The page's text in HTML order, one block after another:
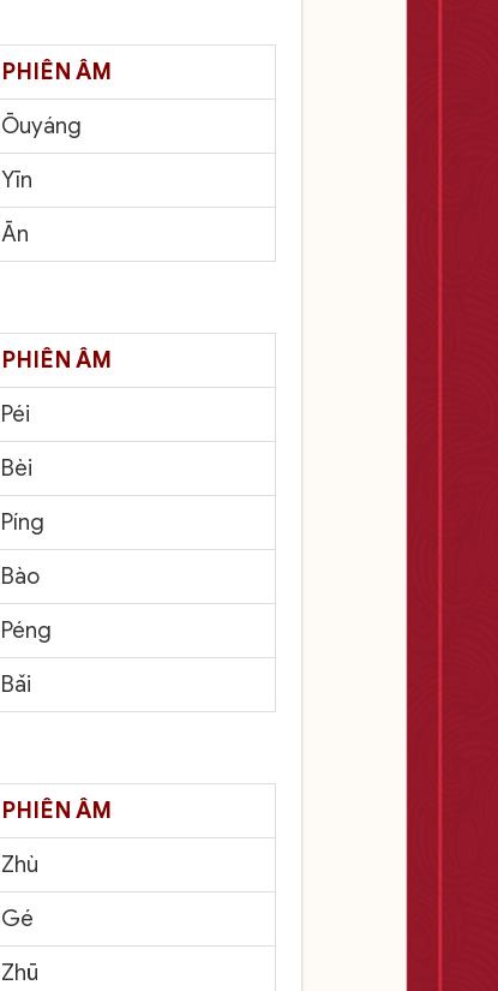
PHIÊN ÂM
Ōuyáng
Yīn
Ān
PHIÊN ÂM
Péi
Bèi
Píng
Bào
Péng
Bǎi
PHIÊN ÂM
Zhù
Gé
Zhū